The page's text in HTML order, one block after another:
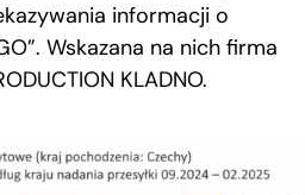
informacji o
Wskazana na nich firma
KLADNO.